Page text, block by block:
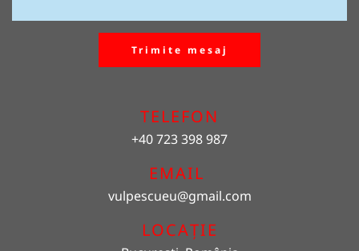
Trimite mesaj
TELEFON
+40 723 398 987
EMAIL
vulpescueu@gmail.com
LOCAȚIE